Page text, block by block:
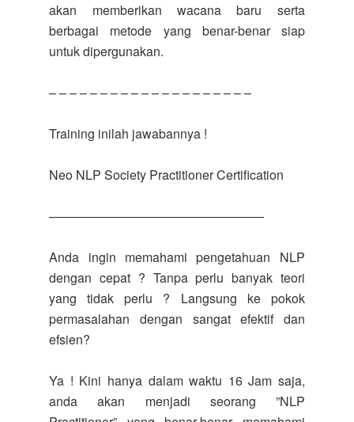
akan memberikan wacana baru serta
berbagai metode yang benar-benar siap
untuk dipergunakan.
– – – – – – – – – – – – – – – – – – – –
Training inilah jawabannya !
Neo NLP Society Practitioner Certification
—————————————————
Anda ingin memahami pengetahuan NLP
dengan cepat ? Tanpa perlu banyak teori
yang tidak perlu ? Langsung ke pokok
permasalahan dengan sangat efektif dan
efsien?
Ya ! Kini hanya dalam waktu 16 Jam saja,
anda akan menjadi seorang ”NLP